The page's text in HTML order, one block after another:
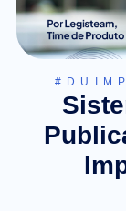
#DUIMP